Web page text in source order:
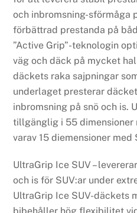
och inbromsning-sförmåga
förbättrad prestanda på
”Active Grip”-teknologin
väg och däck på mycket
däckets raka sajpningar
underlaget presterar
inbromsning på snö och is.
tillgänglig i 55 dimensioner
varav 15 diemensioner
UltraGrip Ice SUV –
och is för SUV:ar under
UltraGrip Ice SUV-däckets